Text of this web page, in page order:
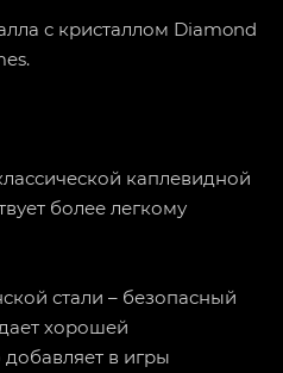
с кристаллом Diamond
каплевидной
более легкому
стали – безопасный
хорошей
в игры